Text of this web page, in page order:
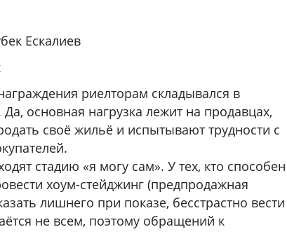
Ескалиев
риелторам складывался в
основная нагрузка лежит на продавцах,
своё жильё и испытывают трудности с
стадию «я могу сам». У тех, кто способен
хоум-стейджинг (предпродажная
лишнего при показе, бесстрастно вести
не всем, поэтому обращений к